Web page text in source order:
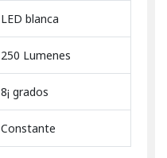
LED blanca
250 Lumenes
8¡ grados
Constante